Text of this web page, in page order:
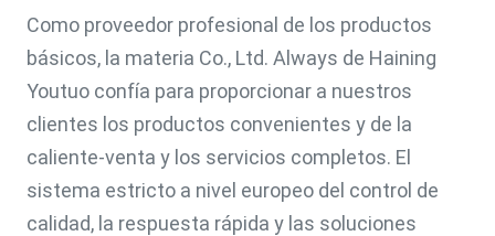
Como proveedor profesional de los productos
básicos, la materia Co., Ltd. Always de Haining
Youtuo confía para proporcionar a nuestros
clientes los productos convenientes y de la
caliente-venta y los servicios completos. El
sistema estricto a nivel europeo del control de
calidad, la respuesta rápida y las soluciones